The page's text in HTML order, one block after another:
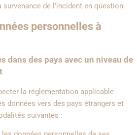
de l’incident en question.
personnelles à
dans des pays avec un niveau de
la réglementation applicable
données vers des pays étrangers et
suivantes :